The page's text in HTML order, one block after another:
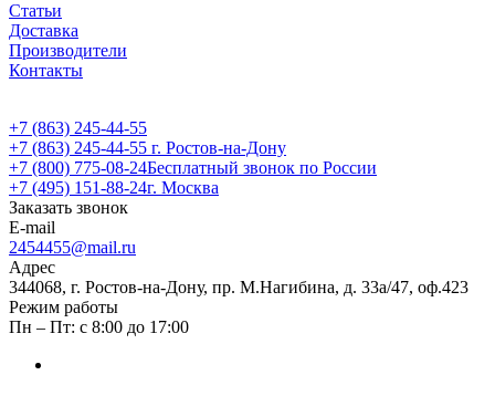
Статьи
Доставка
Производители
Контакты
+7 (863) 245-44-55
+7 (863) 245-44-55 г. Ростов-на-Дону
+7 (800) 775-08-24Бесплатный звонок по России
+7 (495) 151-88-24г. Москва
Заказать звонок
E-mail
2454455@mail.ru
Адрес
344068, г. Ростов-на-Дону, пр. М.Нагибина, д. 33а/47, оф.423
Режим работы
Пн – Пт: с 8:00 до 17:00